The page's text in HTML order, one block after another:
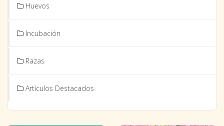
Huevos
Incubación
Razas
Artículos Destacados